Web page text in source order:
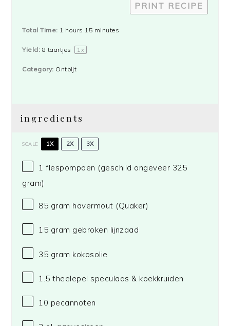
PRINT RECIPE
Total Time: 1 hours 15 minutes
Yield: 8 taartjes 1x
Category: Ontbijt
ingredients
SCALE 1X 2X 3X
1 flespompoen (geschild ongeveer 325
gram)
85 gram havermout (Quaker)
15 gram gebroken lijnzaad
35 gram kokosolie
1.5 theelepel speculaas & koekkruiden
10 pecannoten